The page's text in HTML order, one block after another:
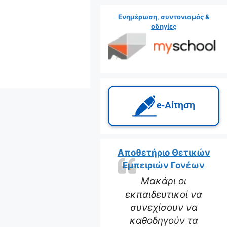
Ενημέρωση, συντονισμός &
οδηγίες
e‑Αίτηση
Μακάρι οι
εκπαιδευτικοί να
συνεχίσουν να
καθοδηγούν τα
Αποθετήριο Θετικών
Εμπειριών Γονέων